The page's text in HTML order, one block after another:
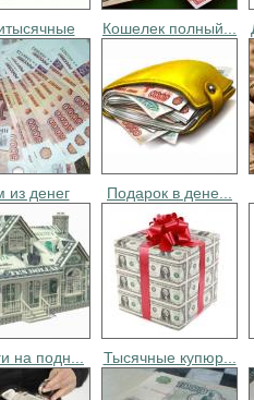
Кошелек полный...
из денег Подарок в дене...
на подн... Тысячные купюр...